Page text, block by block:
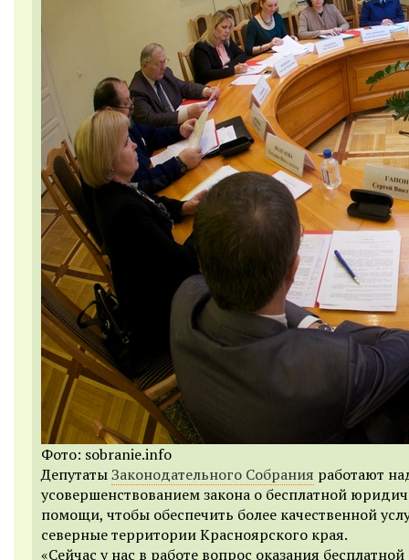
Фото: sobranie.info
ДепутатыЗаконодательного Собрания работают
усовершенствованием закона о бесплатной
помощи, чтобы обеспечить более качественной
северные территории Красноярского края.
«Сейчас у нас в работе вопрос оказания бесплатной